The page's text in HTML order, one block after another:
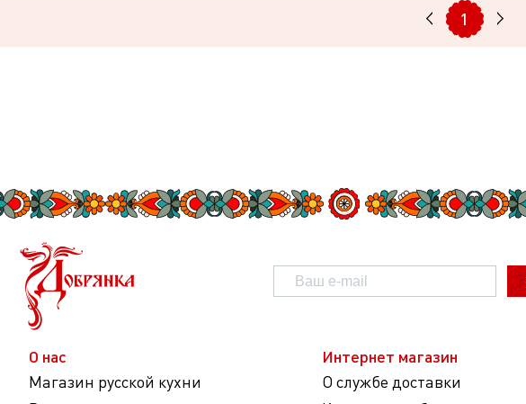
1
О нас
Магазин русской кухни
Интернет магазин
О службе доставки